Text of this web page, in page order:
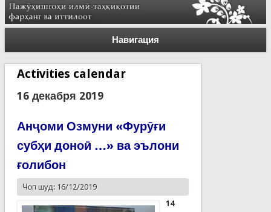
Навигация
Activities calendar
16 декабря 2019
Анҷоми Озмуни «Фурӯғи
субҳи доноӣ …» ва эълони
ғолибон
Чоп шуд: 16/12/2019
14